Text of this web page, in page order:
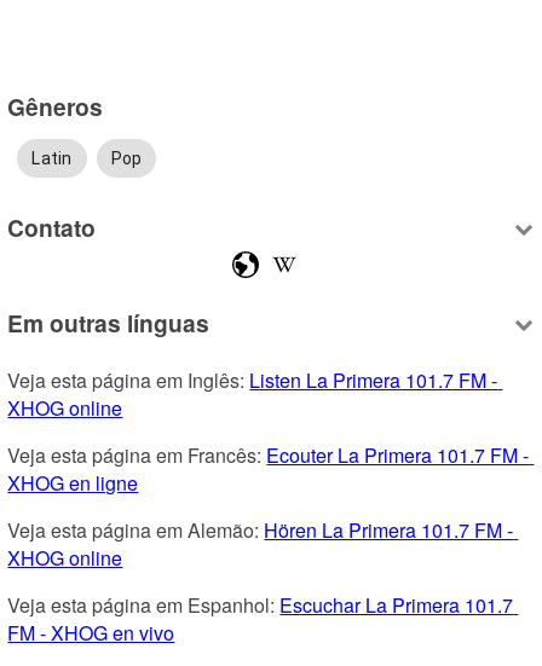
Gêneros
Latin Pop
Contato
Em outras línguas
Veja esta página em Inglês: Listen La Primera 101.7 FM -
XHOG online
Veja esta página em Francês: Ecouter La Primera 101.7 FM -
XHOG en ligne
Veja esta página em Alemão: Hören La Primera 101.7 FM -
XHOG online
Veja esta página em Espanhol: Escuchar La Primera 101.7
FM - XHOG en vivo